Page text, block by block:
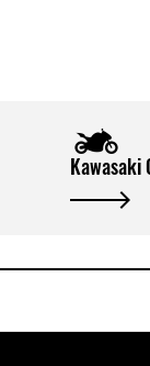
Kawasaki